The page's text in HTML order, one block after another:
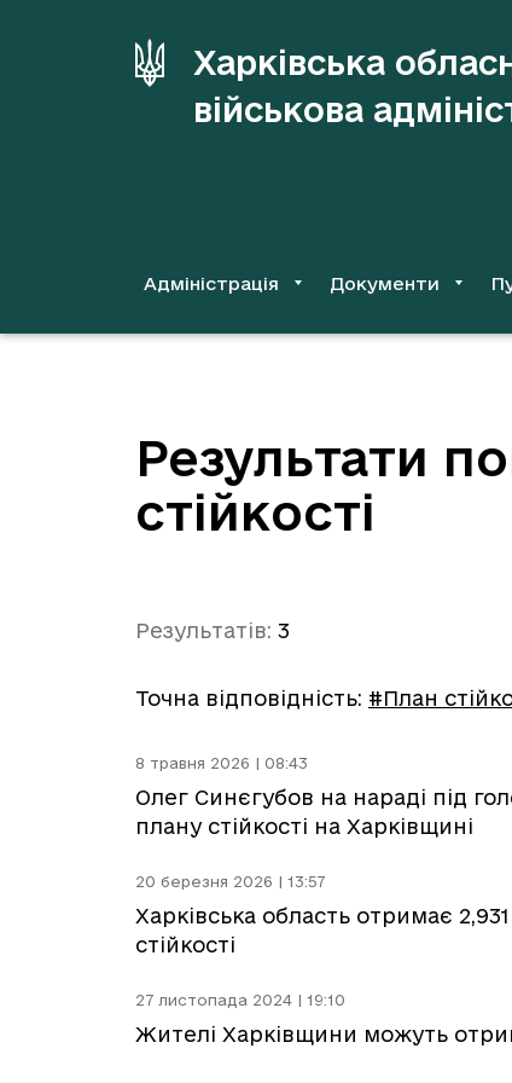
Харківська
військова
Адміністрація Документи
Результати
стійкості
Результатів: 3
Точна відповідність: #План
8 травня 2026 | 08:43
Олег Синєгубов на нараді під
плану стійкості на Харківщині
20 березня 2026 | 13:57
Харківська область отримає
стійкості
27 листопада 2024 | 19:10
Жителі Харківщини можуть